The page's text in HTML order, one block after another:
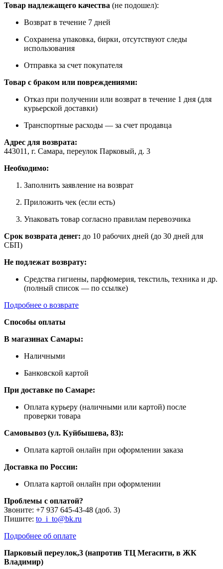
Товар надлежащего качества (не подошел):
Возврат в течение 7 дней
Сохранена упаковка, бирки, отсутствуют следы
использования
Отправка за счет покупателя
Товар с браком или повреждениями:
Отказ при получении или возврат в течение 1 дня (для
курьерской доставки)
Транспортные расходы — за счет продавца
Адрес для возврата:
443011, г. Самара, переулок Парковый, д. 3
Необходимо:
Заполнить заявление на возврат
Приложить чек (если есть)
Упаковать товар согласно правилам перевозчика
Срок возврата денег: до 10 рабочих дней (до 30 дней для
СБП)
Не подлежат возврату:
Средства гигиены, парфюмерия, текстиль, техника и др.
(полный список — по ссылке)
Подробнее о возврате
Способы оплаты
В магазинах Самары:
Наличными
Банковской картой
При доставке по Самаре:
Оплата курьеру (наличными или картой) после
проверки товара
Самовывоз (ул. Куйбышева, 83):
Оплата картой онлайн при оформлении заказа
Доставка по России:
Оплата картой онлайн при оформлении
Проблемы с оплатой?
Звоните: +7 937 645-43-48 (доб. 3)
Пишите: to_i_to@bk.ru
Подробнее об оплате
Парковый переулок,3 (напротив ТЦ Мегасити, в ЖК
Владимир)